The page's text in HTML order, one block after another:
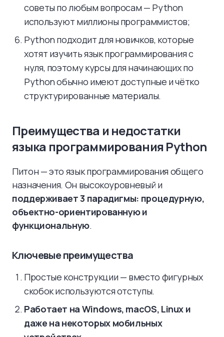
советы по любым вопросам — Python
используют миллионы программистов;
Python подходит для новичков, которые
хотят изучить язык программирования с
нуля, поэтому курсы для начинающих по
Python обычно имеют доступные и чётко
структурированные материалы.
Преимущества и недостатки
языка программирования Python
Питон — это язык программирования общего
назначения. Он высокоуровневый и
поддерживает 3 парадигмы: процедурную,
объектно-ориентированную и
функциональную.
Ключевые преимущества
Простые конструкции — вместо фигурных
скобок используются отступы.
Работает на Windows, macOS, Linux и
даже на некоторых мобильных